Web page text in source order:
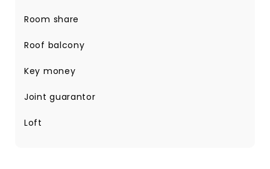
Room share
Roof balcony
Key money
Joint guarantor
Loft